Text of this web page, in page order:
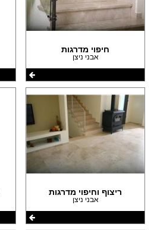
חיפוי מדרגות
אבני ניצן
ריצוף וחיפוי מדרגות
אבני ניצן